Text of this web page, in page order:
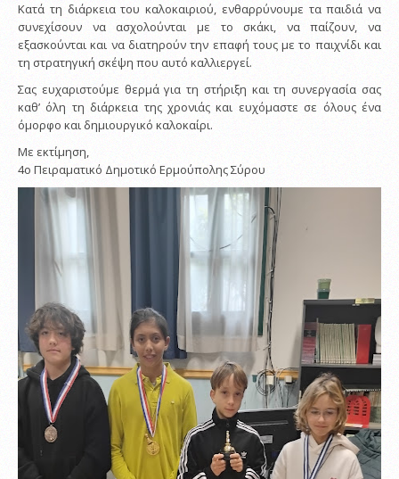
Κατά τη διάρκεια του καλοκαιριού, ενθαρρύνουμε τα παιδιά να
συνεχίσουν να ασχολούνται με το σκάκι, να παίζουν, να
εξασκούνται και να διατηρούν την επαφή τους με το παιχνίδι και
τη στρατηγική σκέψη που αυτό καλλιεργεί.
Σας ευχαριστούμε θερμά για τη στήριξη και τη συνεργασία σας
καθ’ όλη τη διάρκεια της χρονιάς και ευχόμαστε σε όλους ένα
όμορφο και δημιουργικό καλοκαίρι.
Με εκτίμηση,
4ο Πειραματικό Δημοτικό Ερμούπολης Σύρου